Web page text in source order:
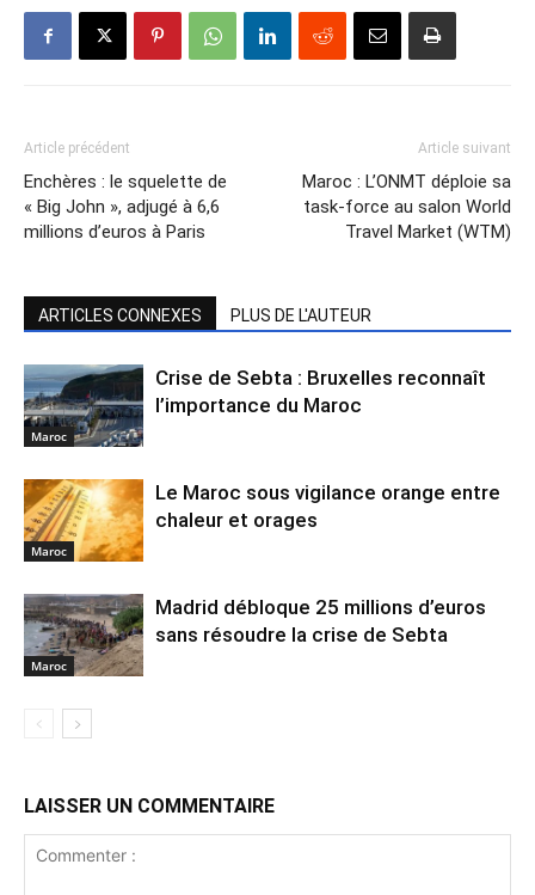
Article précédent
Enchères : le squelette de
« Big John », adjugé à 6,6
millions d’euros à Paris
Article suivant
Maroc : L’ONMT déploie sa
task-force au salon World
Travel Market (WTM)
ARTICLES CONNEXES PLUS DE L'AUTEUR
Maroc
Crise de Sebta : Bruxelles reconnaît
l’importance du Maroc
Maroc
Le Maroc sous vigilance orange entre
chaleur et orages
Maroc
Madrid débloque 25 millions d’euros
sans résoudre la crise de Sebta
LAISSER UN COMMENTAIRE